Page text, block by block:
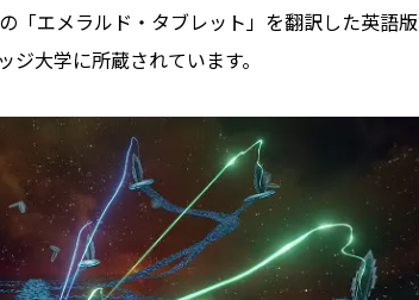
「エメラルド・タブレット」を翻訳した英語版
大学に所蔵されています。